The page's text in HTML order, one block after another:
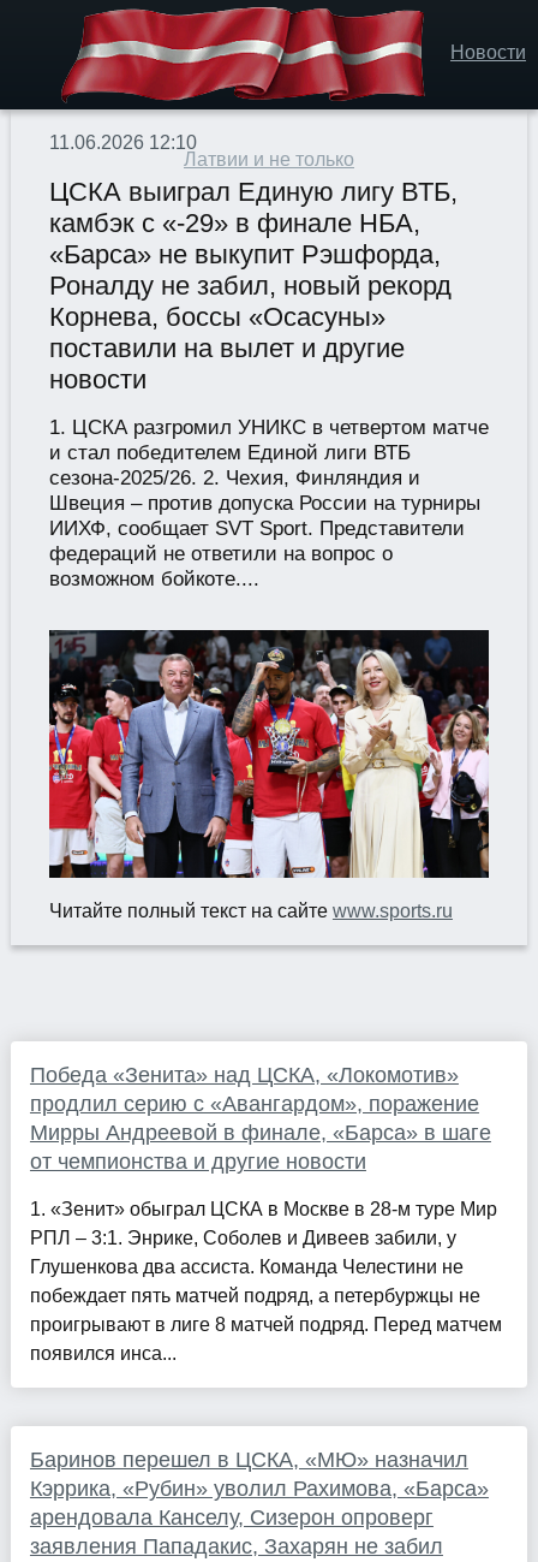
Новости
Латвии и не только
11.06.2026 12:10
ЦСКА выиграл Единую лигу ВТБ,
камбэк с «-29» в финале НБА,
«Барса» не выкупит Рэшфорда,
Роналду не забил, новый рекорд
Корнева, боссы «Осасуны»
поставили на вылет и другие
новости
1. ЦСКА разгромил УНИКС в четвертом матче
и стал победителем Единой лиги ВТБ
сезона-2025/26. 2. Чехия, Финляндия и
Швеция – против допуска России на турниры
ИИХФ, сообщает SVT Sport. Представители
федераций не ответили на вопрос о
возможном бойкоте....
Читайте полный текст на сайте www.sports.ru
Победа «Зенита» над ЦСКА, «Локомотив»
продлил серию с «Авангардом», поражение
Мирры Андреевой в финале, «Барса» в шаге
от чемпионства и другие новости
1. «Зенит» обыграл ЦСКА в Москве в 28-м туре Мир
РПЛ – 3:1. Энрике, Соболев и Дивеев забили, у
Глушенкова два ассиста. Команда Челестини не
побеждает пять матчей подряд, а петербуржцы не
проигрывают в лиге 8 матчей подряд. Перед матчем
появился инса...
Баринов перешел в ЦСКА, «МЮ» назначил
Кэррика, «Рубин» уволил Рахимова, «Барса»
арендовала Канселу, Сизерон опроверг
заявления Пападакис, Захарян не забил